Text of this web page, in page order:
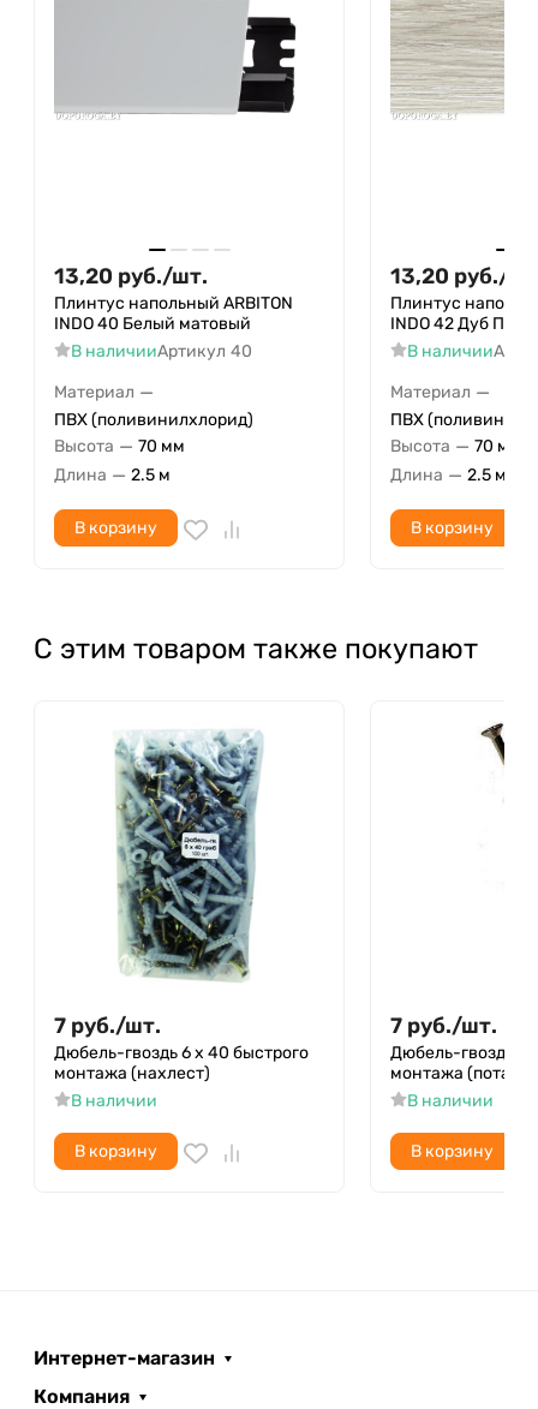
13,20 руб./шт.
Плинтус напольный ARBITON
INDO 40 Белый матовый
В наличииАртикул 40
Материал —
ПВХ (поливинилхлорид)
Высота — 70 мм
Длина — 2.5 м
В корзину
13,20 руб./
Плинтус
INDO 42 Дуб
В наличии
Материал —
ПВХ
Высота — 70 мм
Длина — 2.5 м
В корзину
С этим товаром также покупают
7 руб./шт.
Дюбель-гвоздь 6 х 40 быстрого
монтажа (нахлест)
В наличии
В корзину
7 руб./шт.
Дюбель-гвоздь 6
монтажа (потай)
В наличии
В корзину
Интернет-магазин
Компания